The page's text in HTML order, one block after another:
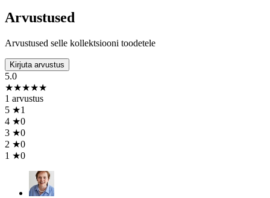
Arvustused
Arvustused selle kollektsiooni toodetele
Kirjuta arvustus
5.0
★★★★★
1 arvustus
5 ★1
4 ★0
3 ★0
2 ★0
1 ★0